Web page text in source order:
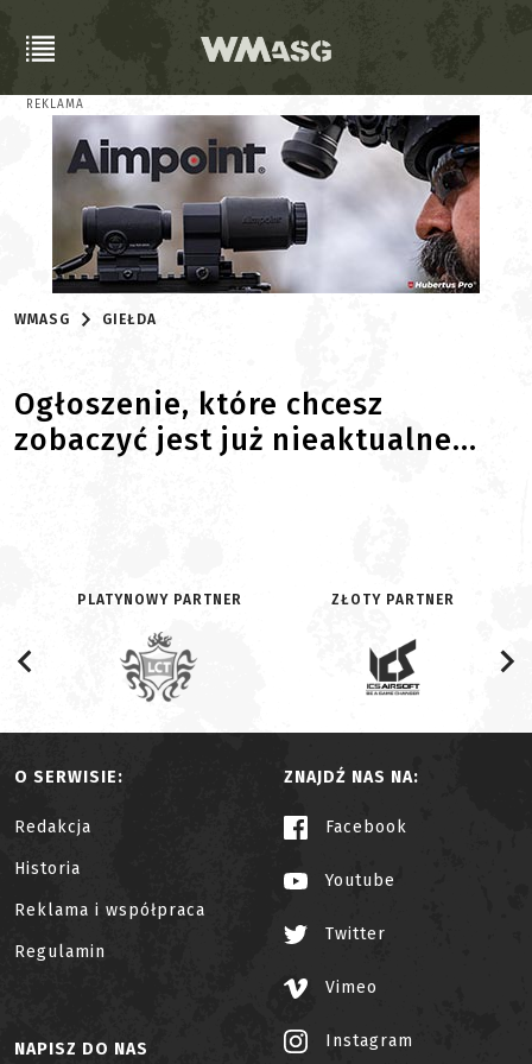
REKLAMA
WMASG GIEŁDA
Ogłoszenie, które chcesz
zobaczyć jest już nieaktualne...
PLATYNOWY PARTNER ZŁOTY PARTNER
O SERWISIE:
Redakcja
Historia
Reklama i współpraca
Regulamin
ZNAJDŹ NAS NA:
Facebook
Youtube
Twitter
Vimeo
Instagram
NAPISZ DO NAS